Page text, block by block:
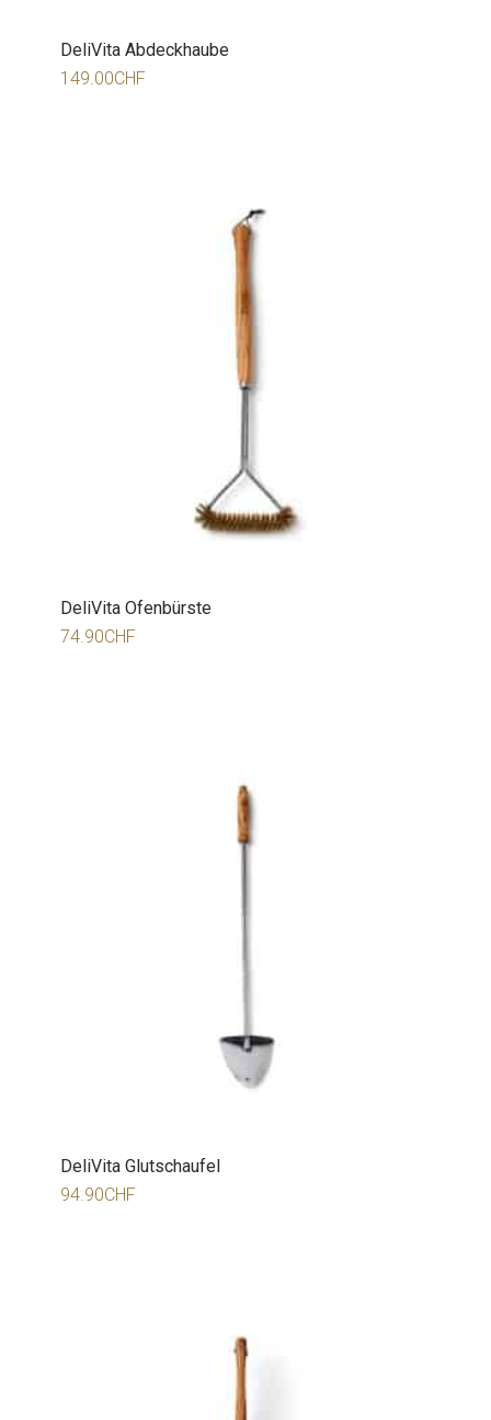
DeliVita Abdeckhaube
149.00CHF
DeliVita Ofenbürste
74.90CHF
DeliVita Glutschaufel
94.90CHF